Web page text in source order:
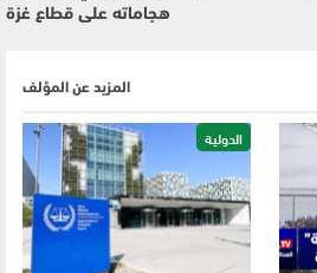
هجاماته على قطاع غزة
المزيد عن المؤلف
الدولية